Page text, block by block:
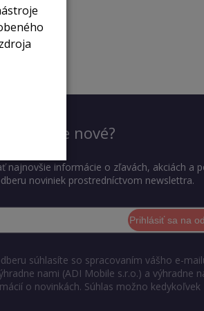
čo je nové?
najnovšie informácie o zľavách, akciách a
noviniek prostredníctvom newslettra.
Prihlásiť sa na
súhlasíte so spracovaním vášho e-
nami (ADI Mobile s.r.o.) a výhradne
o novinkách. Súhlas možno kedykoľvek